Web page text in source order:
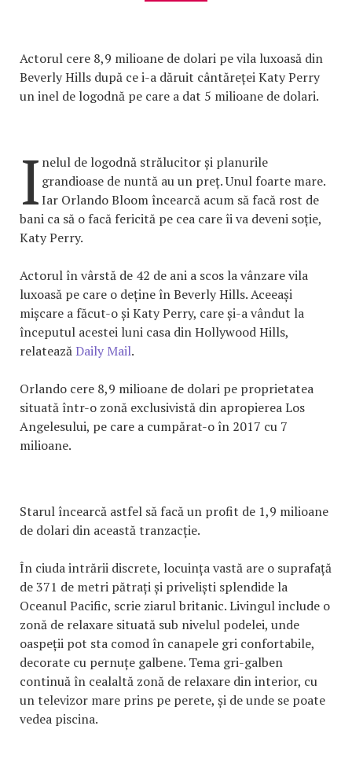
Actorul cere 8,9 milioane de dolari pe vila luxoasă din
Beverly Hills după ce i-a dăruit cântăreței Katy Perry
un inel de logodnă pe care a dat 5 milioane de dolari.
I nelul de logodnă strălucitor și planurile
grandioase de nuntă au un preț. Unul foarte mare.
Iar Orlando Bloom încearcă acum să facă rost de
bani ca să o facă fericită pe cea care îi va deveni soție,
Katy Perry.
Actorul în vârstă de 42 de ani a scos la vânzare vila
luxoasă pe care o deține în Beverly Hills. Aceeași
mișcare a făcut-o și Katy Perry, care și-a vândut la
începutul acestei luni casa din Hollywood Hills,
relateazăDaily Mail.
Orlando cere 8,9 milioane de dolari pe proprietatea
situată într-o zonă exclusivistă din apropierea Los
Angelesului, pe care a cumpărat-o în 2017 cu 7
milioane.
Starul încearcă astfel să facă un profit de 1,9 milioane
de dolari din această tranzacție.
În ciuda intrării discrete, locuința vastă are o suprafață
de 371 de metri pătrați și priveliști splendide la
Oceanul Pacific, scrie ziarul britanic. Livingul include o
zonă de relaxare situată sub nivelul podelei, unde
oaspeții pot sta comod în canapele gri confortabile,
decorate cu pernuțe galbene. Tema gri-galben
continuă în cealaltă zonă de relaxare din interior, cu
un televizor mare prins pe perete, și de unde se poate
vedea piscina.